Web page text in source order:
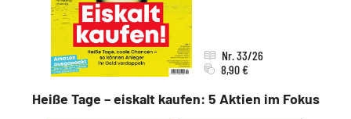
Heiße Tage – eiskalt kaufen: 5 Aktien im Fokus
Nr. 33/26
8,90 €